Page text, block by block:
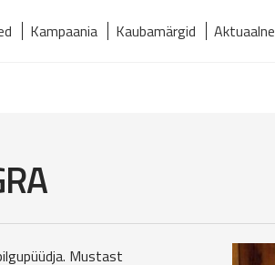
Kampaania Kaubamärgid Aktuaalne
Mustast